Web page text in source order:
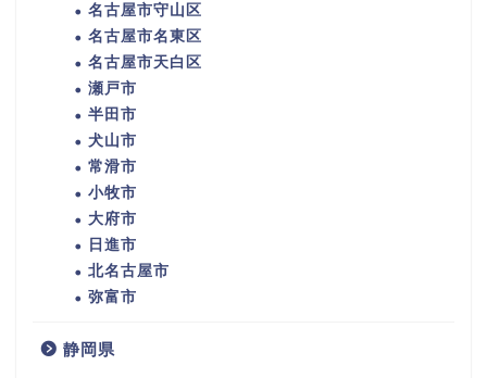
名古屋市守山区
名古屋市名東区
名古屋市天白区
瀬戸市
半田市
犬山市
常滑市
小牧市
大府市
日進市
北名古屋市
弥富市
静岡県